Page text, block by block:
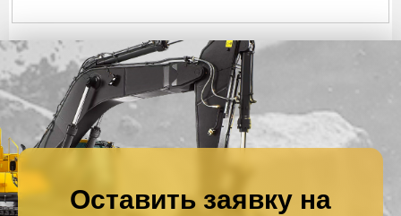
Оставить заявку на